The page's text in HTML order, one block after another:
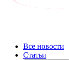
Все новости
Статьи